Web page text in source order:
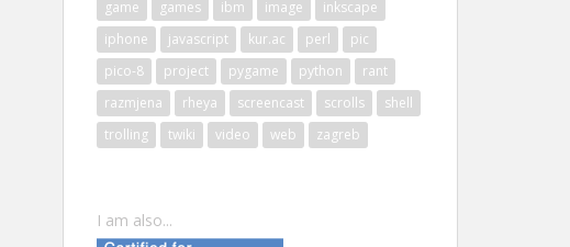
game
games ibm image
inkscape
iphone
javascript kur.ac perl
pic
pico-8
project pygame python
rant
razmjena
rheya screencast scrolls
shell
trolling
twiki video web zagreb
I am also...